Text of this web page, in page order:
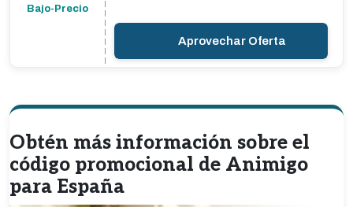
Bajo-Precio
Aprovechar Oferta
Obtén más información sobre el
código promocional de Animigo
para España